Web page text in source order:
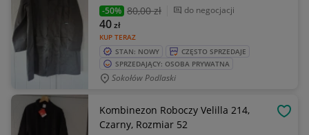
-50% 80,00 zł do negocjacji
KUP TERAZ
40zł
STAN: NOWY
CZĘSTO SPRZEDAJE
SPRZEDAJĄCY: OSOBA PRYWATNA
Sokołów Podlaski
Kombinezon Roboczy Velilla 214,
Czarny, Rozmiar 52